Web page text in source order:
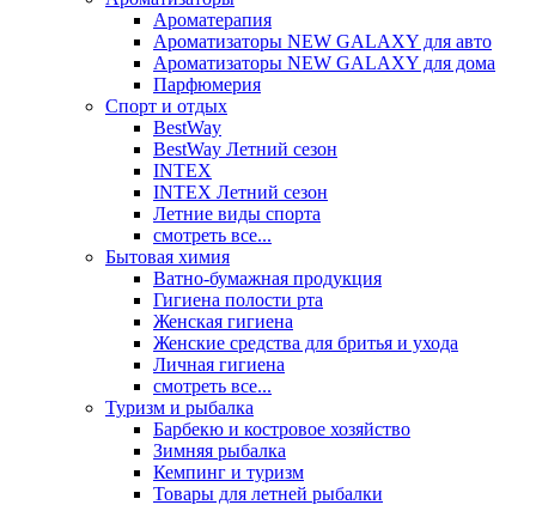
Ароматерапия
Ароматизаторы NEW GALAXY для авто
Ароматизаторы NEW GALAXY для дома
Парфюмерия
Спорт и отдых
BestWay
BestWay Летний сезон
INTEX
INTEX Летний сезон
Летние виды спорта
смотреть все...
Бытовая химия
Ватно-бумажная продукция
Гигиена полости рта
Женская гигиена
Женские средства для бритья и ухода
Личная гигиена
смотреть все...
Туризм и рыбалка
Барбекю и костровое хозяйство
Зимняя рыбалка
Кемпинг и туризм
Товары для летней рыбалки